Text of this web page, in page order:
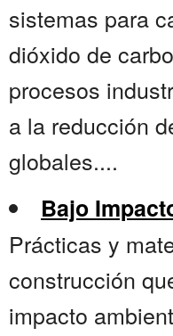
sistemas para
dióxido de
procesos
a la reducción
globales....
Bajo
Prácticas y
construcción
impacto